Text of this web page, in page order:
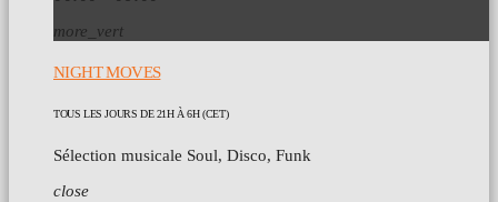
more_vert
NIGHT MOVES
TOUS LES JOURS DE 21H À 6H (CET)
Sélection musicale Soul, Disco, Funk
close